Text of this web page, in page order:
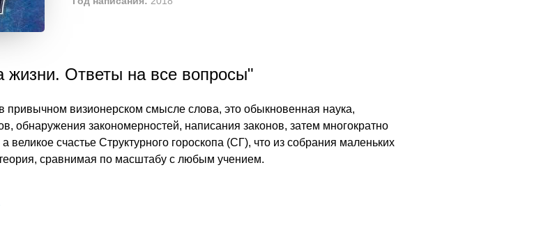
жизни. Ответы на все вопросы"
привычном визионерском смысле слова, это обыкновенная наука,
обнаружения закономерностей, написания законов, затем многократно
счастье Структурного гороскопа (СГ), что из собрания маленьких
сравнимая по масштабу с любым учением.